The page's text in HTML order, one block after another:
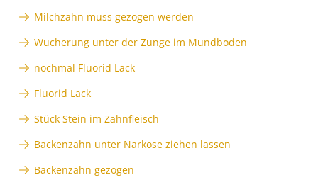
Milchzahn muss gezogen werden
Wucherung unter der Zunge im Mundboden
nochmal Fluorid Lack
Fluorid Lack
Stück Stein im Zahnfleisch
Backenzahn unter Narkose ziehen lassen
Backenzahn gezogen